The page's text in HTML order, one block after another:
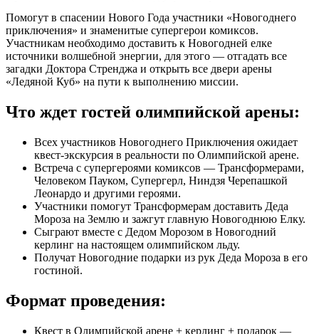
Помогут в спасении Нового Года участники «Новогоднего
приключения» и знаменитые супергерои комиксов.
Участникам необходимо доставить к Новогодней елке
источники волшебной энергии, для этого — отгадать все
загадки Доктора Стренджа и открыть все двери арены
«Ледяной Куб» на пути к выполнению миссии.
Что ждет гостей олимпийской арены:
Всех участников Новогоднего Приключения ожидает
квест-экскурсия в реальности по Олимпийской арене.
Встреча с супергероями комиксов — Трансформерами,
Человеком Пауком, Супергерл, Ниндзя Черепашкой
Леонардо и другими героями.
Участники помогут Трансформерам доставить Деда
Мороза на Землю и зажгут главную Новогоднюю Елку.
Сыграют вместе с Дедом Морозом в Новогодний
керлинг на настоящем олимпийском льду.
Получат Новогодние подарки из рук Деда Мороза в его
гостиной.
Формат проведения:
Квест в Олимпийской арене + керлинг + подарок —